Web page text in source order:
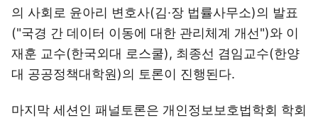
의 사회로 윤아리 변호사(김·장 법률사무소)의 발표
("국경 간 데이터 이동에 대한 관리체계 개선")와 이
재훈 교수(한국외대 로스쿨), 최종선 겸임교수(한양
대 공공정책대학원)의 토론이 진행된다.
마지막 세션인 패널토론은 개인정보보호법학회 학회